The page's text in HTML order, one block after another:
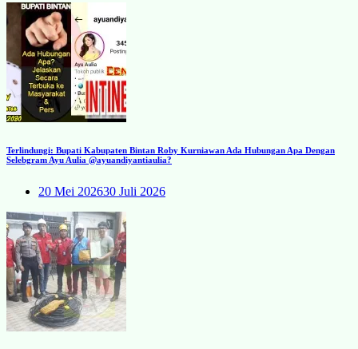
Terlindungi: Bupati Kabupaten Bintan Roby Kurniawan Ada Hubungan Apa Dengan
Selebgram Ayu Aulia @ayuandiyantiaulia?
20 Mei 202630 Juli 2026